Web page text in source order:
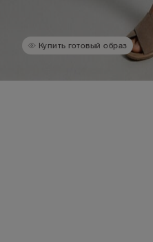
Купить готовый образ